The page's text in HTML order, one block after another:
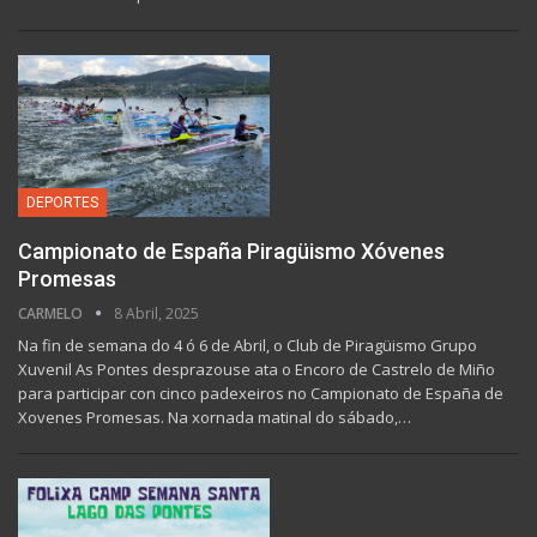
DEPORTES
Campionato de España Piragüismo Xóvenes
Promesas
CARMELO 8 Abril, 2025
Na fin de semana do 4 ó 6 de Abril, o Club de Piragüismo Grupo
Xuvenil As Pontes desprazouse ata o Encoro de Castrelo de Miño
para participar con cinco padexeiros no Campionato de España de
Xovenes Promesas. Na xornada matinal do sábado,…